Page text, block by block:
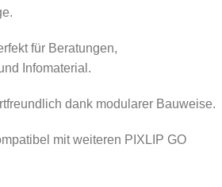
für Beratungen,
Infomaterial.
dank modularer Bauweise.
mit weiteren PIXLIP GO